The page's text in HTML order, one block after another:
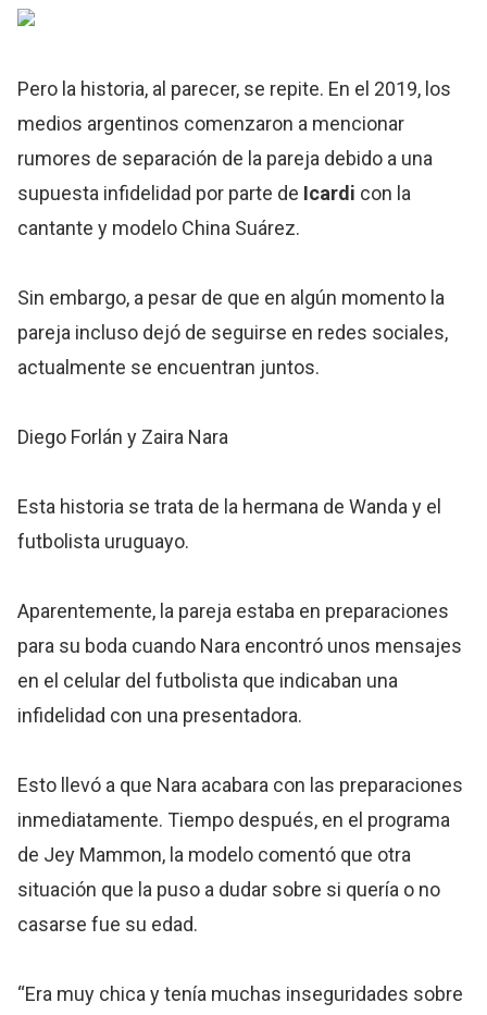
Pero la historia, al parecer, se repite. En el 2019, los
medios argentinos comenzaron a mencionar
rumores de separación de la pareja debido a una
supuesta infidelidad por parte de Icardi con la
cantante y modelo China Suárez.
Sin embargo, a pesar de que en algún momento la
pareja incluso dejó de seguirse en redes sociales,
actualmente se encuentran juntos.
Diego Forlán y Zaira Nara
Esta historia se trata de la hermana de Wanda y el
futbolista uruguayo.
Aparentemente, la pareja estaba en preparaciones
para su boda cuando Nara encontró unos mensajes
en el celular del futbolista que indicaban una
infidelidad con una presentadora.
Esto llevó a que Nara acabara con las preparaciones
inmediatamente. Tiempo después, en el programa
de Jey Mammon, la modelo comentó que otra
situación que la puso a dudar sobre si quería o no
casarse fue su edad.
“Era muy chica y tenía muchas inseguridades sobre